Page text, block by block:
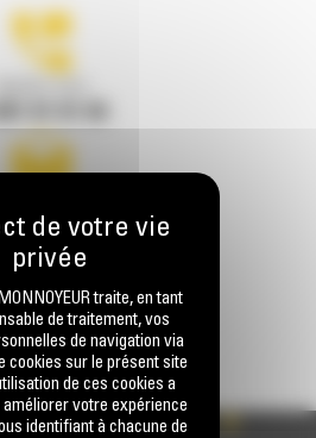
LA DEMANDE
traite, en tant
de traitement, vos
de navigation via
cookies sur le présent site
de ces cookies a
améliorer votre expérience
identifiant à chacune de